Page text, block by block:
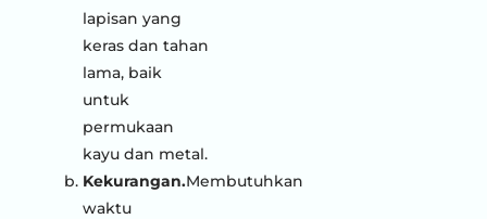
lapisan yang
keras dan tahan
lama, baik
untuk
permukaan
kayu dan metal.
Kekurangan.Membutuhkan
waktu